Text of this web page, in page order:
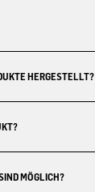
HERGESTELLT?
MÖGLICH?